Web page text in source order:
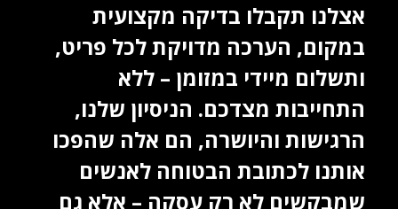
אצלנו תקבלו בדיקה מקצועית
במקום, הערכה מדויקת לכל פריט,
ותשלום מיידי במזומן – ללא
התחייבות מצדכם. הניסיון שלנו,
הרגישות והיושרה, הם אלה שהפכו
אותנו לכתובת הבטוחה לאנשים
שמבקשים לא רק עסקה – אלא גם